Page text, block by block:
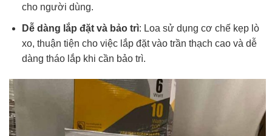
cho người dùng. ​
Dễ dàng lắp đặt và bảo trì: Loa sử dụng cơ chế kẹp lò
xo, thuận tiện cho việc lắp đặt vào trần thạch cao và dễ
dàng tháo lắp khi cần bảo trì. ​